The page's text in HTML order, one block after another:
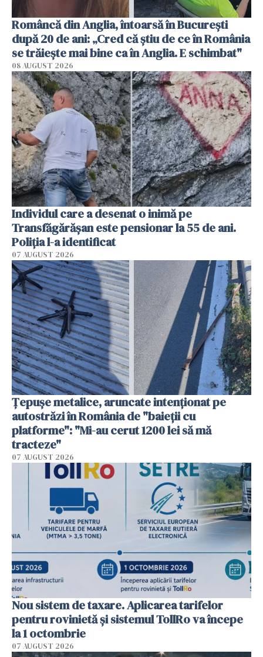
Româncă din Anglia, întoarsă în București
după 20 de ani: „Cred că știu de ce în România
se trăiește mai bine ca în Anglia. E schimbat"
08 AUGUST 2026
Individul care a desenat o inimă pe
Transfăgărășan este pensionar la 55 de ani.
Poliția l-a identificat
07 AUGUST 2026
Țepușe metalice, aruncate intenționat pe
autostrăzi în România de "baieții cu
platforme": "Mi-au cerut 1200 lei să mă
tracteze"
07 AUGUST 2026
Nou sistem de taxare. Aplicarea tarifelor
pentru rovinietă şi sistemul TollRo va începe
la 1 octombrie
07 AUGUST 2026